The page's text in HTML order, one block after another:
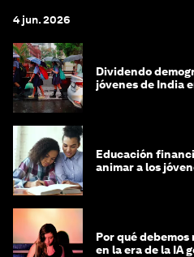
4 jun. 2026
Dividendo
jóvenes de India
Educación
animar a los
Por qué
en la era de la IA